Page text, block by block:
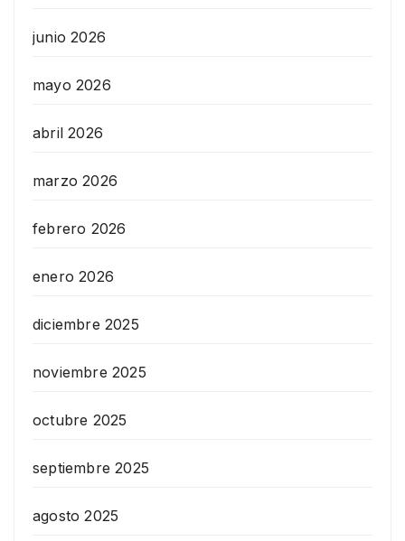
junio 2026
mayo 2026
abril 2026
marzo 2026
febrero 2026
enero 2026
diciembre 2025
noviembre 2025
octubre 2025
septiembre 2025
agosto 2025